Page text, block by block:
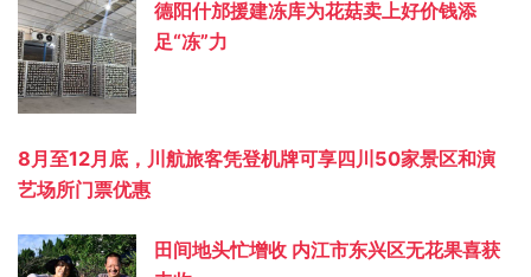
德阳什邡援建冻库为花菇卖上好价钱添
足“冻”力
8月至12月底，川航旅客凭登机牌可享四川50家景区和演
艺场所门票优惠
田间地头忙增收 内江市东兴区无花果喜获